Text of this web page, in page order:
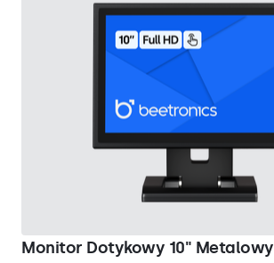
Monitor Dotykowy 10" Metalowy